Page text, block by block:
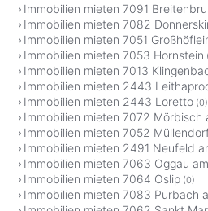
Immobilien mieten 7091
Immobilien mieten 7082
Immobilien mieten 7051
Immobilien mieten 7053 Hornstein
Immobilien mieten 7013
Immobilien mieten 2443
Immobilien mieten 2443 Loretto (0)
Immobilien mieten 7072 Mörbisch
Immobilien mieten 7052
Immobilien mieten 2491 Neufeld
Immobilien mieten 7063 Oggau
Immobilien mieten 7064 Oslip (0)
Immobilien mieten 7083 Purbach